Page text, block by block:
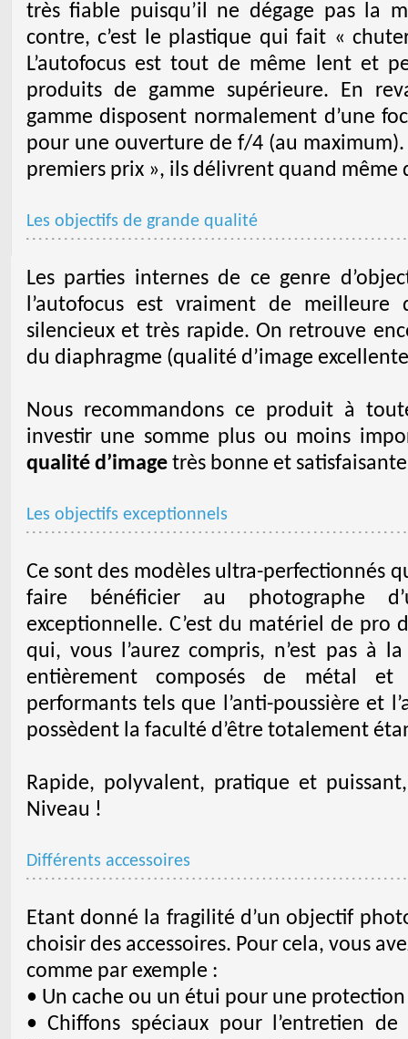
très fiable puisqu’il ne dégage pas la
contre, c’est le plastique qui fait «
L’autofocus est tout de même lent et
produits de gamme supérieure. En
gamme disposent normalement d’une
pour une ouverture de f/4 (au
premiers prix », ils délivrent quand même
Les objectifs de grande qualité
Les parties internes de ce genre
l’autofocus est vraiment de
silencieux et très rapide. On retrouve
du diaphragme (qualité d’image
Nous recommandons ce produit à
investir une somme plus ou moins
qualité d’imagetrès bonne et
Les objectifs exceptionnels
Ce sont des modèles ultra-perfectionnés
faire bénéficier au photographe
exceptionnelle. C’est du matériel de pro
qui, vous l’aurez compris, n’est pas à
entièrement composés de métal et
performants tels que l’anti-poussière et
possèdent la faculté d’être totalement
Rapide, polyvalent, pratique et
Niveau !
Différents accessoires
Etant donné la fragilité d’un objectif
choisir des accessoires. Pour cela, vous
comme par exemple :
• Un cache ou un étui pour une
• Chiffons spéciaux pour l’entretien